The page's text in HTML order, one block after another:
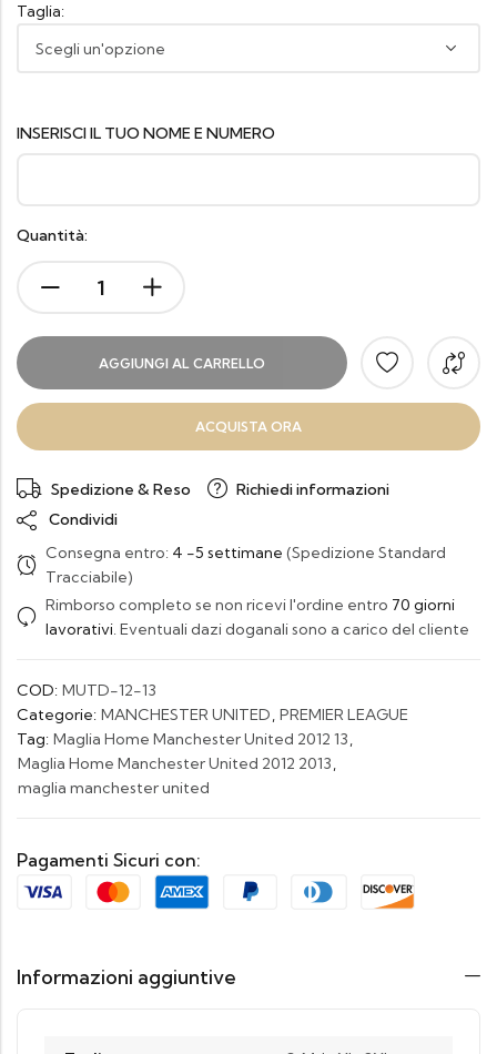
Taglia:
INSERISCI IL TUO NOME E NUMERO
Quantità:
AGGIUNGI AL CARRELLO
ACQUISTA ORA
Spedizione & Reso
Richiedi informazioni
Condividi
Consegna entro: 4 -5 settimane (Spedizione Standard
Tracciabile)
Rimborso completo se non ricevi l'ordine entro 70 giorni
lavorativi. Eventuali dazi doganali sono a carico del cliente
COD: MUTD-12-13
Categorie: MANCHESTER UNITED, PREMIER LEAGUE
Tag: Maglia Home Manchester United 2012 13,
Maglia Home Manchester United 2012 2013,
maglia manchester united
Pagamenti Sicuri con:
Informazioni aggiuntive